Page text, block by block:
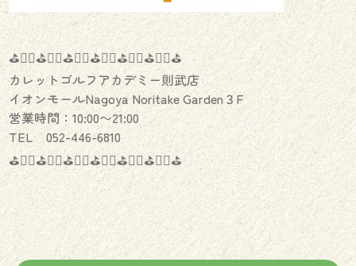
⛳️🏌️‍♂️⛳️🏌️‍♀️⛳️🏌️‍♂️⛳️🏌️‍♀️⛳️🏌️‍♂️⛳️🏌️‍♀️⛳️
カレットゴルフアカデミー則武店
イオンモールNagoya Noritake Garden３F
営業時間：10:00〜21:00
TEL 052-446-6810
⛳️🏌️‍♂️⛳️🏌️‍♀️⛳️🏌️‍♂️⛳️🏌️‍♀️⛳️🏌️‍♂️⛳️🏌️‍♀️⛳️